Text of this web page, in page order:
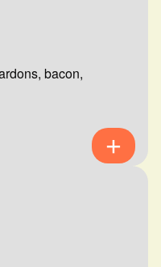
bacon,